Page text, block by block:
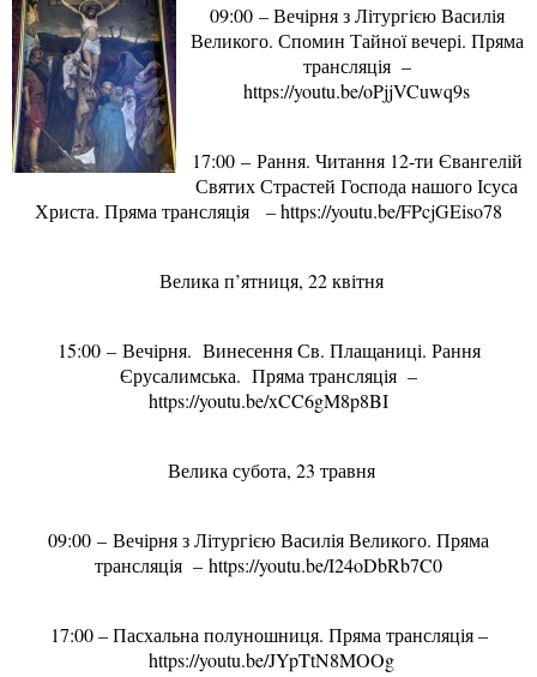
09:00 – Вечірня з Літургією Василія
Великого. Спомин Тайної вечері. Пряма
трансляція –
https://youtu.be/oPjjVCuwq9s
17:00 – Рання. Читання 12-ти Євангелій
Святих Страстей Господа нашого Ісуса
Христа. Пряма трансляція – https://youtu.be/FPcjGEiso78
Велика п’ятниця, 22 квітня
15:00 – Вечірня. Винесення Св. Плащаниці. Рання
Єрусалимська. Пряма трансляція –
https://youtu.be/xCC6gM8p8BI
Велика субота, 23 травня
09:00 – Вечірня з Літургією Василія Великого. Пряма
трансляція – https://youtu.be/I24oDbRb7C0
17:00 – Пасхальна полуношниця. Пряма трансляція –
https://youtu.be/JYpTtN8MOOg